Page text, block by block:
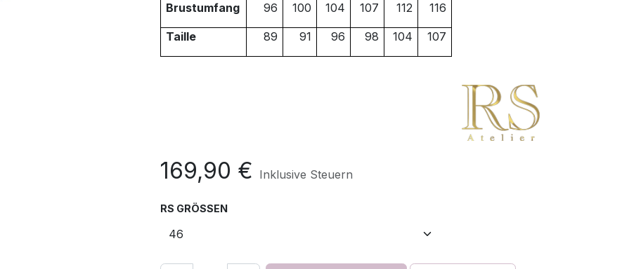
Brustumfang 96 100 104 107 112 116
Taille 89 91 96 98 104 107
169,90 € Inklusive Steuern
RS GRÖSSEN